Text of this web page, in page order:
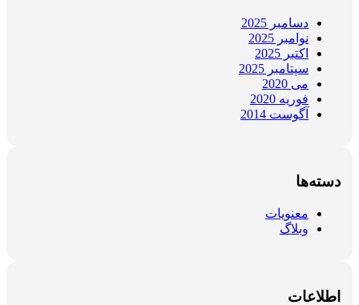
دسامبر 2025
نوامبر 2025
اکتبر 2025
سپتامبر 2025
می 2020
فوریه 2020
آگوست 2014
دسته‌ها
معنویات
وبلاگ
اطلاعات